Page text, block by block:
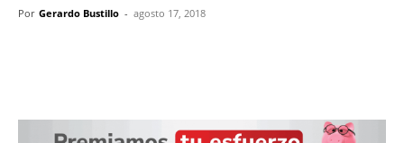
Por Gerardo Bustillo - agosto 17, 2018